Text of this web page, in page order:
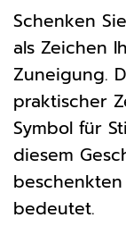
Schenken
als Zeichen
Zuneigung.
praktischer
Symbol für
diesem
bedeutet.